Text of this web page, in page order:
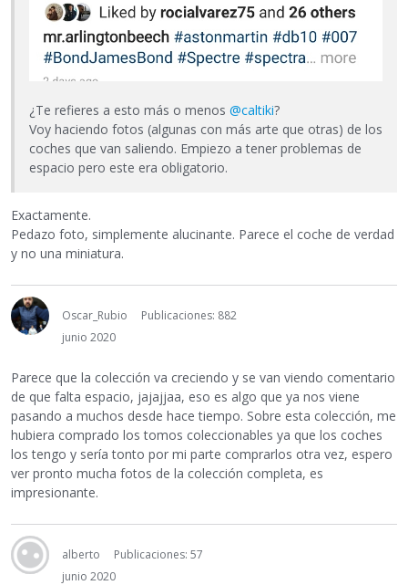
¿Te refieres a esto más o menos @caltiki?
Voy haciendo fotos (algunas con más arte que otras) de los
coches que van saliendo. Empiezo a tener problemas de
espacio pero este era obligatorio.
Exactamente.
Pedazo foto, simplemente alucinante. Parece el coche de verdad
y no una miniatura.
Oscar_Rubio
Publicaciones: 882
junio 2020
Parece que la colección va creciendo y se van viendo comentario
de que falta espacio, jajajjaa, eso es algo que ya nos viene
pasando a muchos desde hace tiempo. Sobre esta colección, me
hubiera comprado los tomos coleccionables ya que los coches
los tengo y sería tonto por mi parte comprarlos otra vez, espero
ver pronto mucha fotos de la colección completa, es
impresionante.
alberto
Publicaciones: 57
junio 2020